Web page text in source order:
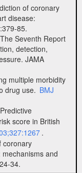
of coronary
disease:
85.
Seventh Report
detection,
JAMA
multiple morbidity
drug use. BMJ
score in British
.
coronary
and
34.